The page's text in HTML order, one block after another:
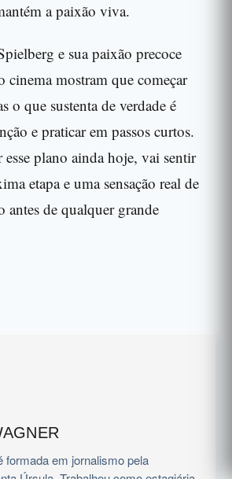
a paixão viva.
e sua paixão precoce
cinema mostram que começar
o que sustenta de verdade é
e praticar em passos curtos.
esse plano ainda hoje, vai sentir
etapa e uma sensação real de
antes de qualquer grande
formada em jornalismo pela